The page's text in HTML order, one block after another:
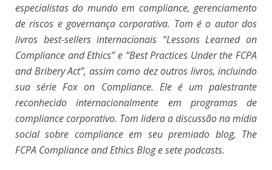
especialistas do mundo em compliance, gerenciamento
de riscos e governança corporativa. Tom é o autor dos
livros best-sellers internacionais “Lessons Learned on
Compliance and Ethics” e “Best Practices Under the FCPA
and Bribery Act”, assim como dez outros livros, incluindo
sua série Fox on Compliance. Ele é um palestrante
reconhecido internacionalmente em programas de
compliance corporativo. Tom lidera a discussão na mídia
social sobre compliance em seu premiado blog, The
FCPA Compliance and Ethics Blog e sete podcasts.